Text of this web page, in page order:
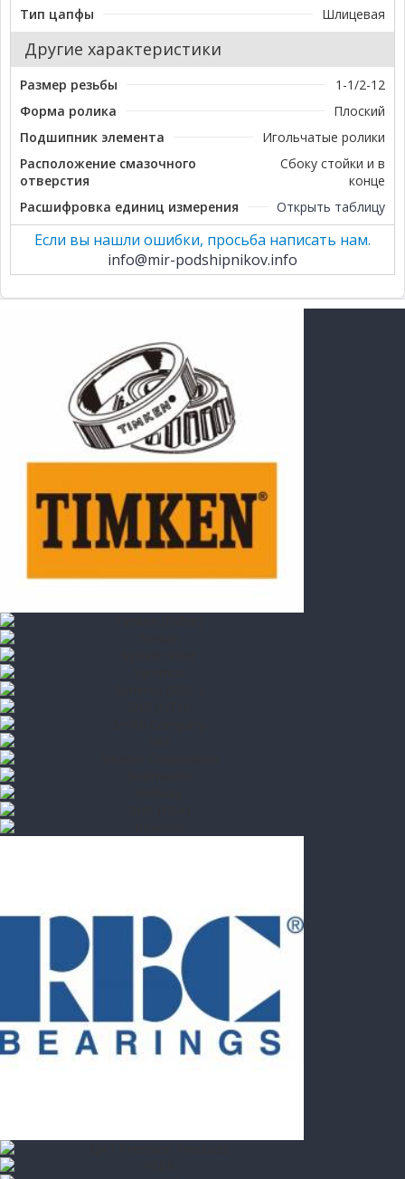
Тип цапфы Шлицевая
Другие характеристики
Размер резьбы
1-1/2-12
Форма ролика
Плоский
Подшипник элемента
Игольчатые ролики
Расположение смазочного
отверстия
Сбоку стойки и в
конце
Расшифровка единиц измерения
Открыть таблицу
Если вы нашли ошибки, просьба написать нам.
info@mir-podshipnikov.info